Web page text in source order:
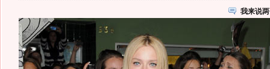
我来说